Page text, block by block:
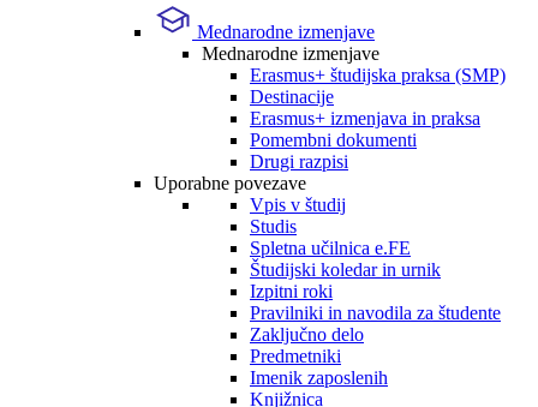
Mednarodne izmenjave
Mednarodne izmenjave
Erasmus+ študijska praksa (SMP)
Destinacije
Erasmus+ izmenjava in praksa
Pomembni dokumenti
Drugi razpisi
Uporabne povezave
Vpis v študij
Studis
Spletna učilnica e.FE
Študijski koledar in urnik
Izpitni roki
Pravilniki in navodila za študente
Zaključno delo
Predmetniki
Imenik zaposlenih
Knjižnica